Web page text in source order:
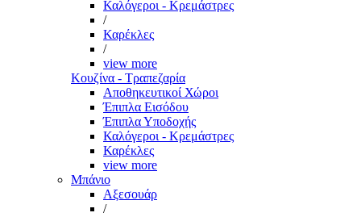
Καλόγεροι - Κρεμάστρες
/
Καρέκλες
/
view more
Κουζίνα - Τραπεζαρία
Αποθηκευτικοί Χώροι
Έπιπλα Εισόδου
Έπιπλα Υποδοχής
Καλόγεροι - Κρεμάστρες
Καρέκλες
view more
Μπάνιο
Αξεσουάρ
/